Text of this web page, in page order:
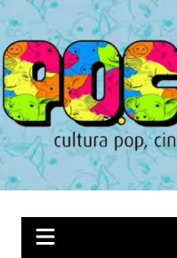
Ir
para
o
conteúdo